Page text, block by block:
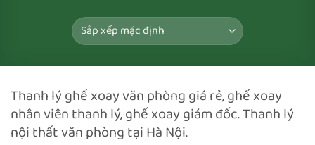
Thanh lý ghế xoay văn phòng giá rẻ, ghế xoay
nhân viên thanh lý, ghế xoay giám đốc. Thanh lý
nội thất văn phòng tại Hà Nội.